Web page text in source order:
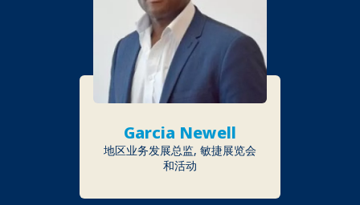
Garcia Newell
地区业务发展总监, 敏捷展览会
和活动